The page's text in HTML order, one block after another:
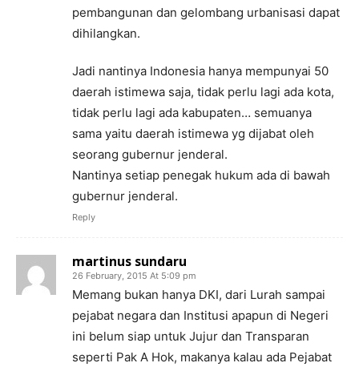
pembangunan dan gelombang urbanisasi dapat
dihilangkan.
Jadi nantinya Indonesia hanya mempunyai 50
daerah istimewa saja, tidak perlu lagi ada kota,
tidak perlu lagi ada kabupaten… semuanya
sama yaitu daerah istimewa yg dijabat oleh
seorang gubernur jenderal.
Nantinya setiap penegak hukum ada di bawah
gubernur jenderal.
Reply
martinus sundaru
26 February, 2015 At 5:09 pm
Memang bukan hanya DKI, dari Lurah sampai
pejabat negara dan Institusi apapun di Negeri
ini belum siap untuk Jujur dan Transparan
seperti Pak A Hok, makanya kalau ada Pejabat